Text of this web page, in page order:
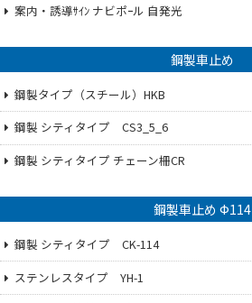
案内・誘導ｻｲﾝ ナビポｰル 自発光
鋼製車止め
鋼製タイプ（スチール）HKB
鋼製 シティタイプ CS3_5_6
鋼製 シティタイプ チェーン柵CR
鋼製車止め Ф114
鋼製 シティタイプ CK-114
ステンレスタイプ YH-1